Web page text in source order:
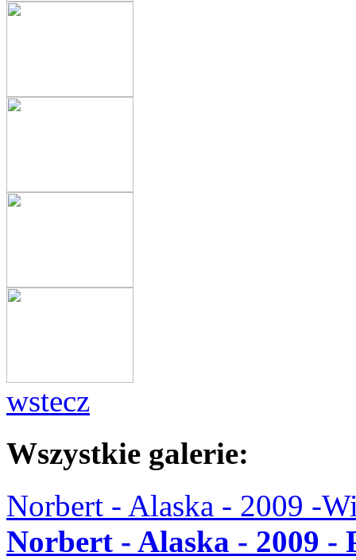
wstecz
Wszystkie galerie:
Norbert - Alaska - 2009 -
Norbert - Alaska - 2009 -